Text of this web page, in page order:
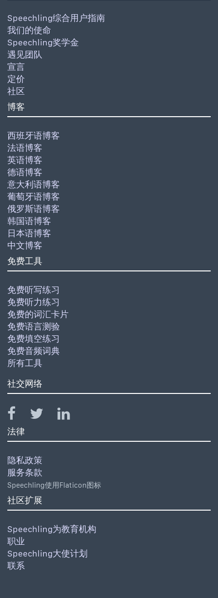
Speechling综合用户指南
我们的使命
Speechling奖学金
遇见团队
宣言
定价
社区
博客
西班牙语博客
法语博客
英语博客
德语博客
意大利语博客
葡萄牙语博客
俄罗斯语博客
韩国语博客
日本语博客
中文博客
免费工具
免费听写练习
免费听力练习
免费的词汇卡片
免费语言测验
免费填空练习
免费音频词典
所有工具
社交网络
法律
隐私政策
服务条款
Speechling使用Flaticon图标
社区扩展
Speechling为教育机构
职业
Speechling大使计划
联系